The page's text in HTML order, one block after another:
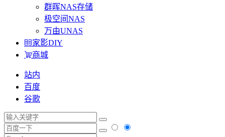
群晖NAS存储
极空间NAS
万由UNAS
家影DIY
商城
站内
百度
谷歌